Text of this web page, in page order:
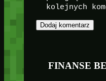
kolejnych
FINANSE